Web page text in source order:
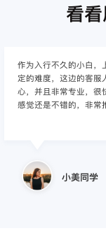
看
作为入行不久的小白，
定的难度，这边的客
心，并且非常专业，很
感觉还是不错的，非常
小美同学